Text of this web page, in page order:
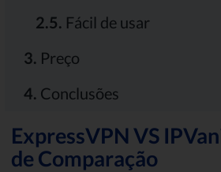
2.5. Fácil de usar
3. Preço
4. Conclusões
ExpressVPN VS
de Comparação